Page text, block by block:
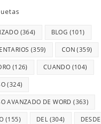
(364) BLOG (101)
(359) CON (359)
(126) CUANDO (104)
(324)
AVANZADO DE WORD (363)
(155) DEL (304) DESDE